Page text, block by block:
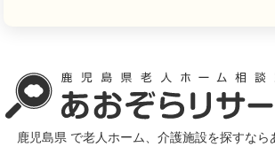
鹿児島県 で老人ホーム、介護施設を探すなら